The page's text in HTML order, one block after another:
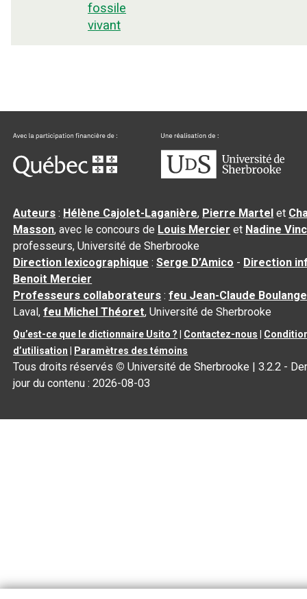
fossile
vivant
Auteurs : Hélène Cajolet-Laganière, Pierre Martel et
Masson, avec le concours de Louis Mercier et Nadine
professeurs, Université de Sherbrooke
Direction lexicographique :Serge D’Amico - Direction
Benoit Mercier
Professeurs collaborateurs :feu Jean-Claude
Laval,feu Michel Théoret, Université de Sherbrooke
Qu’est-ce que le dictionnaire Usito ? Contactez-nous
d’utilisation
Paramètres des témoins
Tous droits réservés © Université de Sherbrooke |3.2.2 -
jour du contenu :2026-08-03